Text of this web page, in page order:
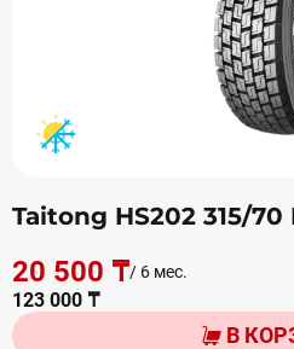
Taitong HS202 315/70
20 500 ₸/ 6 мес.
123 000 ₸
В